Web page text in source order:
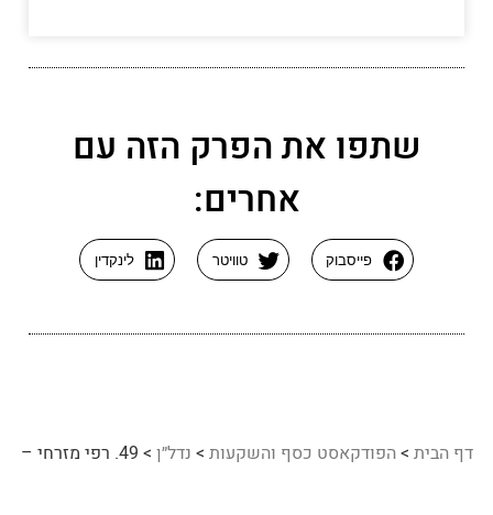
שתפו את הפרק הזה עם
אחרים:
פייסבוק טוויטר לינקדין
דף הבית >הפודקאסט כסף והשקעות > נדל״ן >
49. רפי מזרחי –